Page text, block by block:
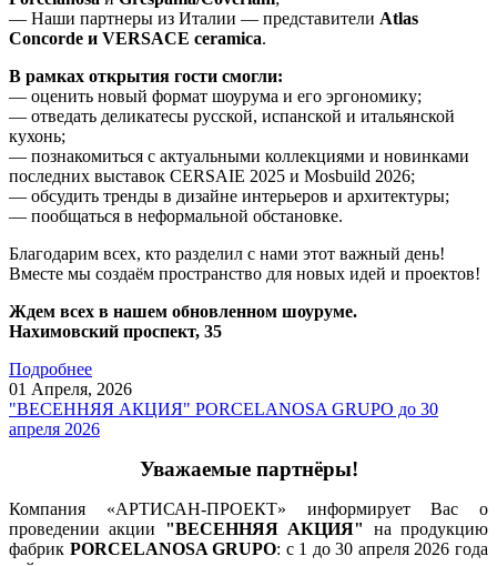
— Наши партнеры из Италии — представители Atlas
Concorde и VERSACE ceramica.
В рамках открытия гости смогли:
— оценить новый формат шоурума и его эргономику;
— отведать деликатесы русской, испанской и итальянской
кухонь;
— познакомиться с актуальными коллекциями и новинками
последних выставок CERSAIE 2025 и Mosbuild 2026;
— обсудить тренды в дизайне интерьеров и архитектуры;
— пообщаться в неформальной обстановке.
Благодарим всех, кто разделил с нами этот важный день!
Вместе мы создаём пространство для новых идей и проектов!
Ждем всех в нашем обновленном шоуруме.
Нахимовский проспект, 35
Подробнее
01 Апреля, 2026
"ВЕСЕННЯЯ АКЦИЯ" PORCELANOSA GRUPO до 30
апреля 2026
Уважаемые партнёры!
Компания «АРТИСАН-ПРОЕКТ» информирует Вас о
проведении акции "ВЕСЕННЯЯ АКЦИЯ"
на продукцию
фабрик PORCELANOSA GRUPO: с 1 до 30 апреля 2026 года